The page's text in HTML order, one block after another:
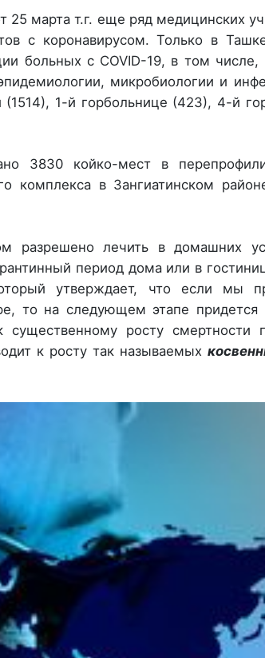
25 марта т.г. еще ряд медицинских
с коронавирусом. Только в
больных с COVID-19, в том
микробиологии и
1-й горбольнице (423), 4-й
3830 койко-мест в
комплекса в Зангиатинском
разрешено лечить в домашних
период дома или в
утверждает, что если мы
то на следующем этапе придется
существенному росту смертности
к росту так называемых